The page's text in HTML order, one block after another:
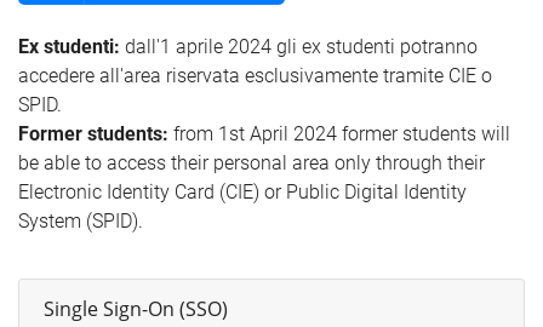
Ex studenti: dall'1 aprile 2024 gli ex studenti potranno
accedere all'area riservata esclusivamente tramite CIE o
SPID.
Former students: from 1st April 2024 former students will
be able to access their personal area only through their
Electronic Identity Card (CIE) or Public Digital Identity
System (SPID).
Single Sign-On (SSO)